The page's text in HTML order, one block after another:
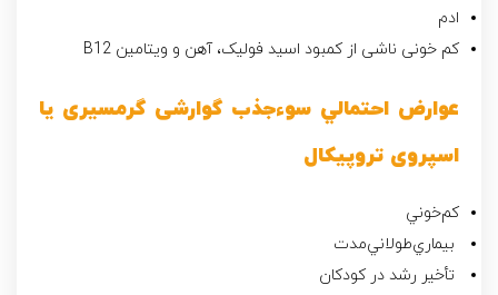
ادم
کم خونی ناشی از کمبود اسید فولیک، آهن و ویتامین B12
عوارض‌ احتمالي‌ سوءجذب گوارشی گرمسیری یا
اسپروی تروپیکال
كم‌خوني
بيماري‌طولاني‌مدت‌
تأخير رشد در كودكان‌